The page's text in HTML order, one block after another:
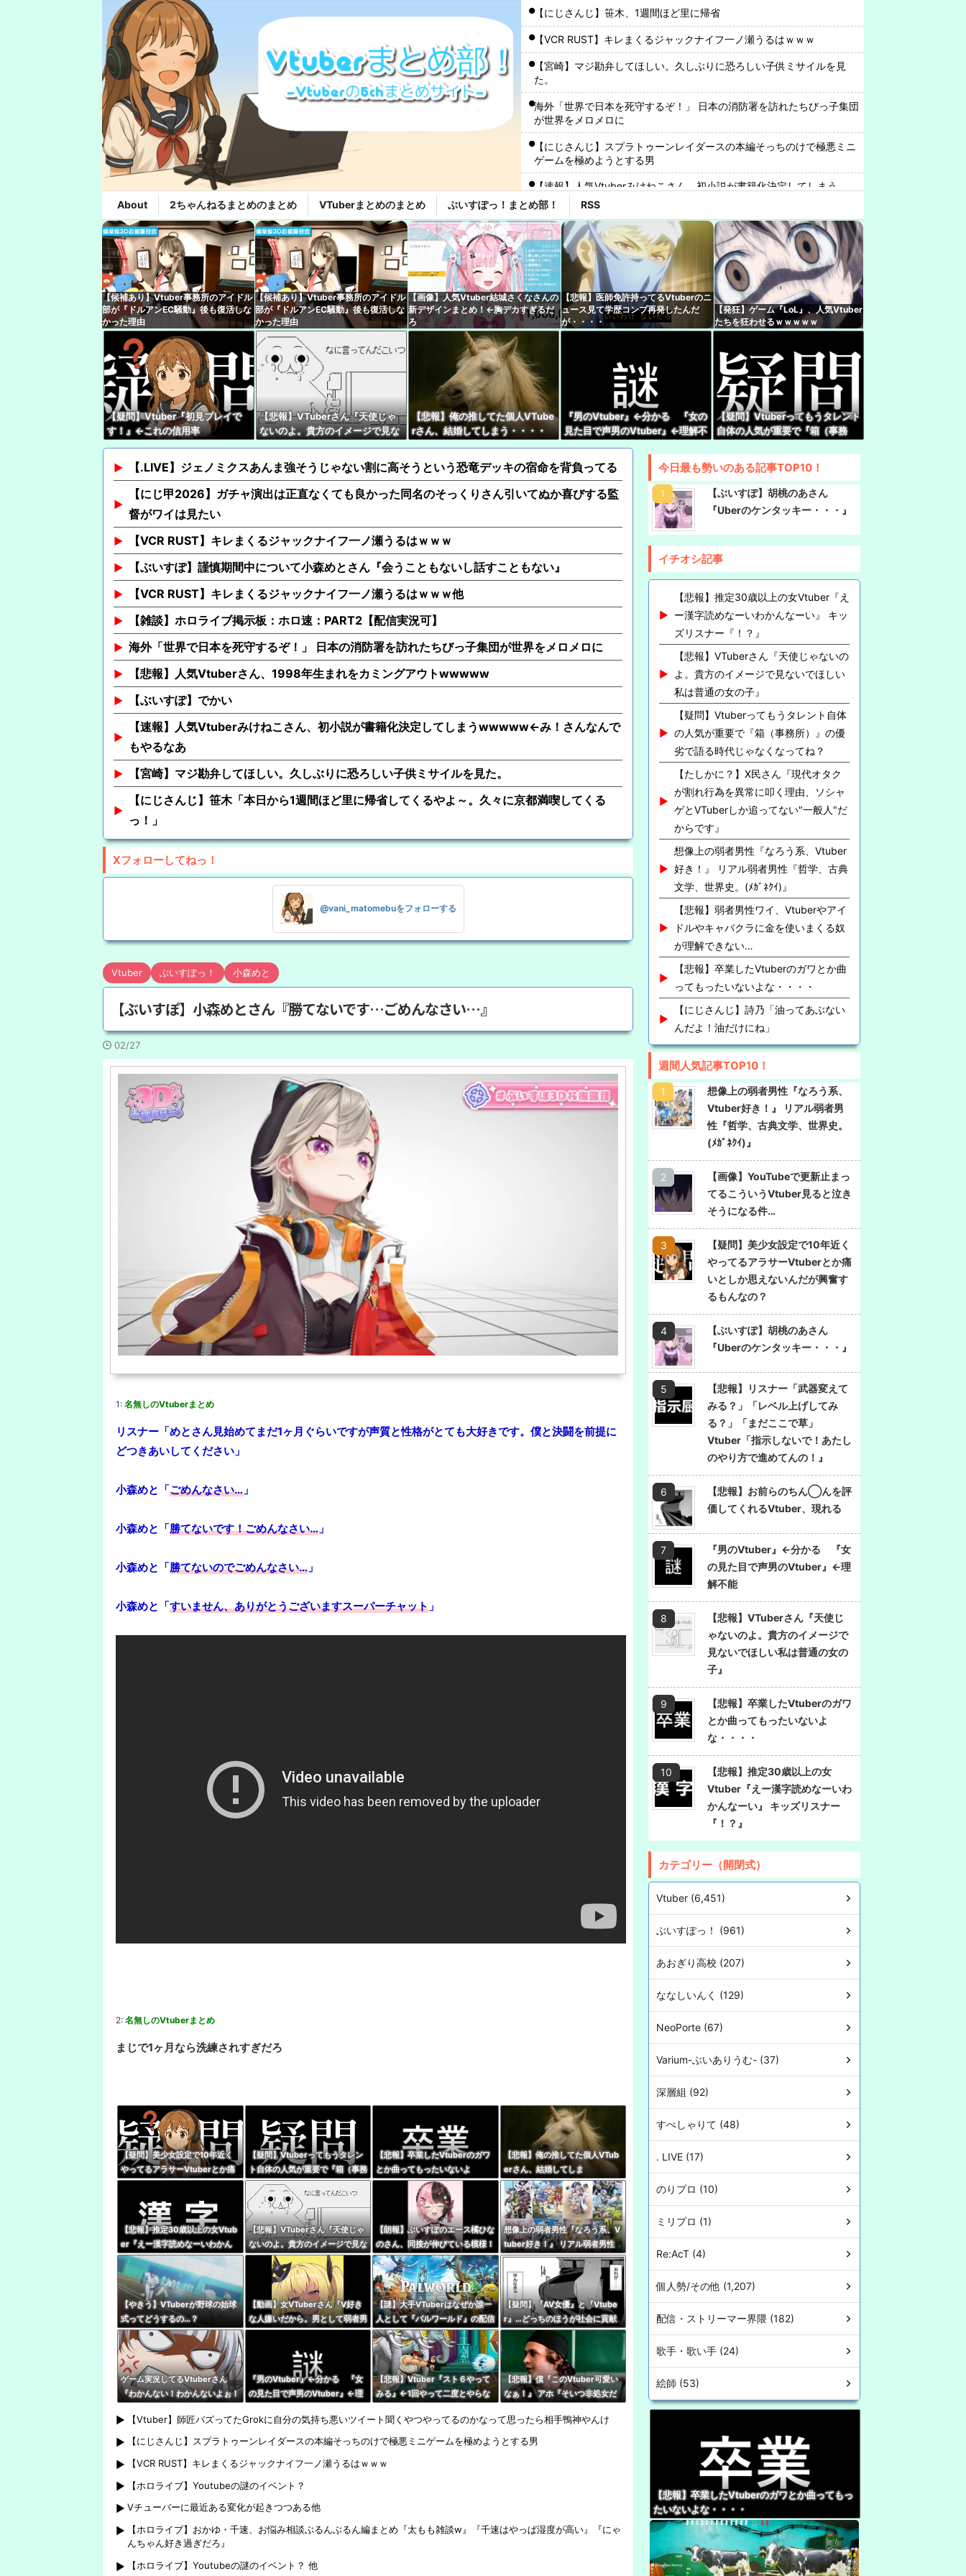
【にじさんじ】笹木、1週間ほど里に帰省
【VCR RUST】キレまくるジャックナイフ一ノ瀬うるはｗｗｗ
【宮崎】マジ勘弁してほしい。久しぶりに恐ろしい子供ミサイルを見
た。
海外「世界で日本を死守するぞ！」 日本の消防署を訪れたちびっ子集団
が世界をメロメロに
【にじさんじ】スプラトゥーンレイダースの本編そっちのけで極悪ミニ
ゲームを極めようとする男
【速報】人気Vtuberみけねこさん、初小説が書籍化決定してしまう
wwwww←み！さんなんでもやるなあ
ワイ『VTuberちゃんかわいいなぁ…ん？』 VTuber『（2000年代のアニ
メやバラエティを語り出す）』
【ぶいすぽ】謹慎期間中について小森めとさん『会うこともないし話す
こともない』
【あらなみマイクラ】水面まどか、切り抜き同時視聴！マネージャーが
これ同時視聴しましょう！ってやってんの草
ャゲとVTuberしか追ってない"一般人"だからです』
【ななし】とんでもないバケモンを産み出してしまったようやね…
【雑談】ホロライブ掲示板：ホロ速：PART2【配信実況可】
【画像】はいだしょうこ（47）「こんなオバサンでいいの…？」
【悲報】人気Vtuberさん、1998年生まれをカミングアウトwwwww
【にじさんじ】笹木「本日から1週間ほど里に帰省してくるやよ～。久々
に京都満喫してくるっ！」
About 2ちゃんねるまとめのまとめ VTuberまとめのまとめ ぶいすぽっ！まとめ部！ RSS
【候補あり】Vtuber事務所のアイドル
部が『ドルアンEC騒動』後も復活しな
かった理由
【候補あり】Vtuber事務所のアイドル
部が『ドルアンEC騒動』後も復活しな
かった理由
【画像】人気Vtuber結城さくなさんの
新デザインまとめ！←胸デカすぎるだ
ろ
【悲報】医師免許持ってるVtuberのニ
ュース見て学歴コンプ再発したんだ
が・・・・
【発狂】ゲーム『LoL』、人気Vtuber
たちを狂わせるｗｗｗｗｗ
【疑問】Vtuber『初見プレイで
す！』←これの信用率
【悲報】VTuberさん『天使じゃ
ないのよ。貴方のイメージで見な
【悲報】俺の推してた個人VTube
rさん、結婚してしまう・・・・
『男のVtuber』←分かる 『女の
見た目で声男のVtuber』←理解不
【疑問】Vtuberってもうタレント
自体の人気が重要で『箱（事務
【.LIVE】ジェノミクスあんま強そうじゃない割に高そうという恐竜デッキの宿命を背負ってる
【にじ甲2026】ガチャ演出は正直なくても良かった同名のそっくりさん引いてぬか喜びする監
督がワイは見たい
【VCR RUST】キレまくるジャックナイフ一ノ瀬うるはｗｗｗ
【ぶいすぽ】謹慎期間中について小森めとさん『会うこともないし話すこともない』
【VCR RUST】キレまくるジャックナイフ一ノ瀬うるはｗｗｗ他
【雑談】ホロライブ掲示板：ホロ速：PART2【配信実況可】
海外「世界で日本を死守するぞ！」 日本の消防署を訪れたちびっ子集団が世界をメロメロに
【悲報】人気Vtuberさん、1998年生まれをカミングアウトwwwww
【ぶいすぽ】でかい
【速報】人気Vtuberみけねこさん、初小説が書籍化決定してしまうwwwww←み！さんなんで
もやるなあ
【宮崎】マジ勘弁してほしい。久しぶりに恐ろしい子供ミサイルを見た。
【にじさんじ】笹木「本日から1週間ほど里に帰省してくるやよ～。久々に京都満喫してくる
っ！」
Xフォローしてねっ！
@vani_matomebuをフォローする
Vtuber ぶいすぽっ！ 小森めと
【ぶいすぽ】小森めとさん『勝てないです…ごめんなさい…』
02/27
1: 名無しのVtuberまとめ
リスナー「めとさん見始めてまだ1ヶ月ぐらいですが声質と性格がとても大好きです。僕と決闘を前提に
どつきあいしてください」
小森めと「ごめんなさい… 」
小森めと「勝てないです！ごめんなさい… 」
小森めと「勝てないのでごめんなさい… 」
小森めと「すいません、ありがとうございますスーパーチャット 」
2: 名無しのVtuberまとめ
まじで1ヶ月なら洗練されすぎだろ
【疑問】美少女設定で10年近く
やってるアラサーVtuberとか痛
いとしか思えないんだが興奮する
【疑問】Vtuberってもうタレン
ト自体の人気が重要で『箱（事務
所）』の優劣で語る時代じゃなく
なってね？
【悲報】卒業したVtuberのガワ
とか曲ってもったいないよ
な・・・・
【悲報】俺の推してた個人VTub
erさん、結婚してしま
う・・・・
【悲報】推定30歳以上の女Vtub
er『えー漢字読めなーいわかん
なーい』 キッズリスナー
『！？』
【悲報】VTuberさん『天使じゃ
ないのよ。貴方のイメージで見な
いでほしい私は普通の女の子』
【朗報】ぶいすぽのエース橘ひな
のさん、同接が伸びている模様！
←無敵だなぶいすぽ
想像上の弱者男性『なろう系、V
tuber好き！』 リアル弱者男性
『哲学、古典文学、世界史。(ﾒ
ｶﾞﾈｸｲ)』
【やきう】VTuberが野球の始球
式ってどうするの…？
【動画】女VTuberさん『V好き
な人嫌いだから。男として弱者男
性だから、V好きな人は』
【謎】大手VTuberはなぜか誰一
人として『パルワールド』の配信
やってないけど同接50万で世界2
位←これ
【疑問】『AV女優』と『Vtube
r』…どっちのほうが社会に貢献
している？
ゲーム実況してるVtuberさん
『わかんない！わかんないよぉ！
ね！』 Ｖさん『ネタバレやめて
ね！』
『男のVtuber』←分かる 『女
の見た目で声男のVtuber』←理
【悲報】Vtuber『スト６やって
みる』←1回やって二度とやらな
【悲報】僕『このVtuber可愛い
なぁ！』 アホ『そいつ非処女だ
【Vtuber】師匠バズってたGrokに自分の気持ち悪いツイート聞くやつやってるのかなって思ったら相手鴨神やんけ
【にじさんじ】スプラトゥーンレイダースの本編そっちのけで極悪ミニゲームを極めようとする男
【VCR RUST】キレまくるジャックナイフ一ノ瀬うるはｗｗｗ
【ホロライブ】Youtubeの謎のイベント？
Vチューバーに最近ある変化が起きつつある他
【ホロライブ】おかゆ・千速、お悩み相談ぶるんぶるん編まとめ『太もも雑談w』『千速はやっぱ湿度が高い』『にゃ
んちゃん好き過ぎだろ』
【ホロライブ】Youtubeの謎のイベント？ 他
今日最も勢いのある記事TOP10！
【ぶいすぽ】胡桃のあさん
『Uberのケンタッキー・・・』
イチオシ記事
【悲報】推定30歳以上の女Vtuber『え
ー漢字読めなーいわかんなーい』 キッ
ズリスナー『！？』
【悲報】VTuberさん『天使じゃないの
よ。貴方のイメージで見ないでほしい
私は普通の女の子』
【疑問】Vtuberってもうタレント自体
の人気が重要で『箱（事務所）』の優
劣で語る時代じゃなくなってね？
【たしかに？】X民さん『現代オタク
が割れ行為を異常に叩く理由、ソシャ
ゲとVTuberしか追ってない"一般人"だ
からです』
想像上の弱者男性『なろう系、Vtuber
好き！』 リアル弱者男性『哲学、古典
文学、世界史。(ﾒｶﾞﾈｸｲ)』
【悲報】弱者男性ワイ、Vtuberやアイ
ドルやキャバクラに金を使いまくる奴
が理解できない…
【悲報】卒業したVtuberのガワとか曲
ってもったいないよな・・・・
【にじさんじ】詩乃「油ってあぶない
んだよ！油だけにね」
週間人気記事TOP10！
想像上の弱者男性『なろう系、
Vtuber好き！』 リアル弱者男
性『哲学、古典文学、世界史。
(ﾒｶﾞﾈｸｲ)』
【画像】YouTubeで更新止まっ
てるこういうVtuber見ると泣き
そうになる件…
【疑問】美少女設定で10年近く
やってるアラサーVtuberとか痛
いとしか思えないんだが興奮す
るもんなの？
【ぶいすぽ】胡桃のあさん
『Uberのケンタッキー・・・』
【悲報】リスナー「武器変えて
みる？」「レベル上げしてみ
る？」「まだここで草」
Vtuber「指示しないで！あたし
のやり方で進めてんの！』
【悲報】お前らのちん◯んを評
価してくれるVtuber、現れる
『男のVtuber』←分かる 『女
の見た目で声男のVtuber』←理
解不能
【悲報】VTuberさん『天使じ
ゃないのよ。貴方のイメージで
見ないでほしい私は普通の女の
子』
【悲報】卒業したVtuberのガワ
とか曲ってもったいないよ
な・・・・
【悲報】推定30歳以上の女
Vtuber『えー漢字読めなーいわ
かんなーい』 キッズリスナー
『！？』
カテゴリー（開閉式）
Vtuber (6,451)
ぶいすぽっ！ (961)
あおぎり高校 (207)
ななしいんく (129)
NeoPorte (67)
Varium-ぶいありうむ- (37)
深層組 (92)
すぺしゃりて (48)
. LIVE (17)
のりプロ (10)
ミリプロ (1)
Re:AcT (4)
個人勢/その他 (1,207)
配信・ストリーマー界隈 (182)
歌手・歌い手 (24)
絵師 (53)
【悲報】卒業したVtuberのガワとか曲ってもっ
たいないよな・・・・